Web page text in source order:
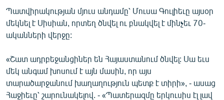
ՏՏ ԵՒ ԻՆՏԵՐՆԵՏ
ԿՈՐՈՆԱՎԻՐՈՒՍ
ՏԵՍԱՆՅՈՒԹԵՐ
ԲԱՆԱՎԵՃ
Պատվիրակության մյուս անդամը՝ Մուսա Գուլիեւը այսօր
մեկնել է Սիսիան, որտեղ ծնվել ու բնակվել է մինչեւ 70-
ականների վերջը:
«Շատ ադրբեջանցիներ են Հայաստանում ծնվել: Սա եւս
մեկ անգամ խոսում է այն մասին, որ այս
տարածարջանում խաղաղություն պետք է տիրի», - ասաց
Հաջիեւը՝ շարունակելով. - «Պատերազմը երկուսիս էլ լավ